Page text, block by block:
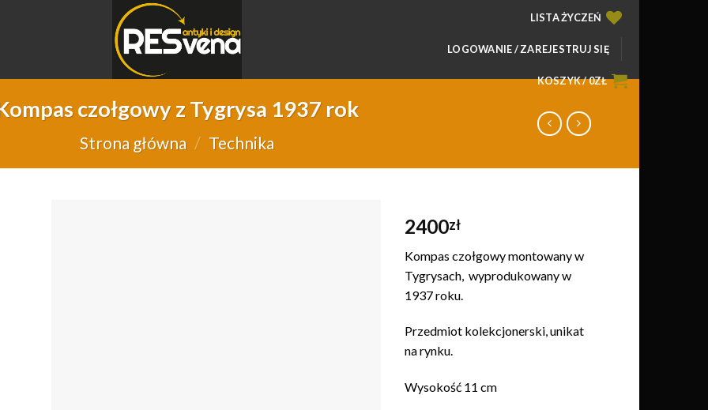
LISTA ŻYCZEŃ
LOGOWANIE / ZAREJESTRUJ SIĘ
KOSZYK /0ZŁ
czołgowy z Tygrysa 1937 rok
Strona główna / Technika
2400zł
Kompas czołgowy montowany w
Tygrysach, wyprodukowany w
1937 roku.
Przedmiot kolekcjonerski, unikat
na rynku.
Wysokość 11 cm